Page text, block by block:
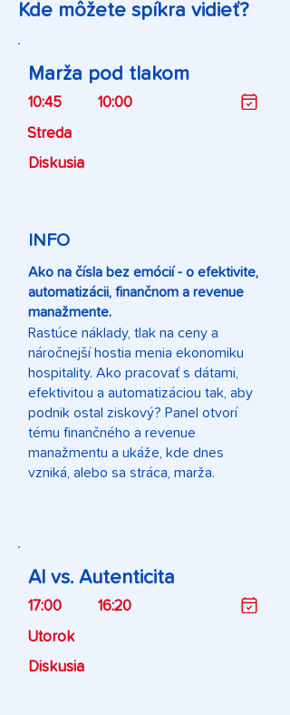
Kde môžete spíkra vidieť?
Marža pod tlakom
10:45
10:00
Streda
Diskusia
INFO
Ako na čísla bez emócií - o efektivite,
automatizácii, finančnom a revenue
manažmente.
Rastúce náklady, tlak na ceny a
náročnejší hostia menia ekonomiku
hospitality. Ako pracovať s dátami,
efektivitou a automatizáciou tak, aby
podnik ostal ziskový? Panel otvorí
tému finančného a revenue
manažmentu a ukáže, kde dnes
vzniká, alebo sa stráca, marža.
AI vs. Autenticita
17:00
16:20
Utorok
Diskusia